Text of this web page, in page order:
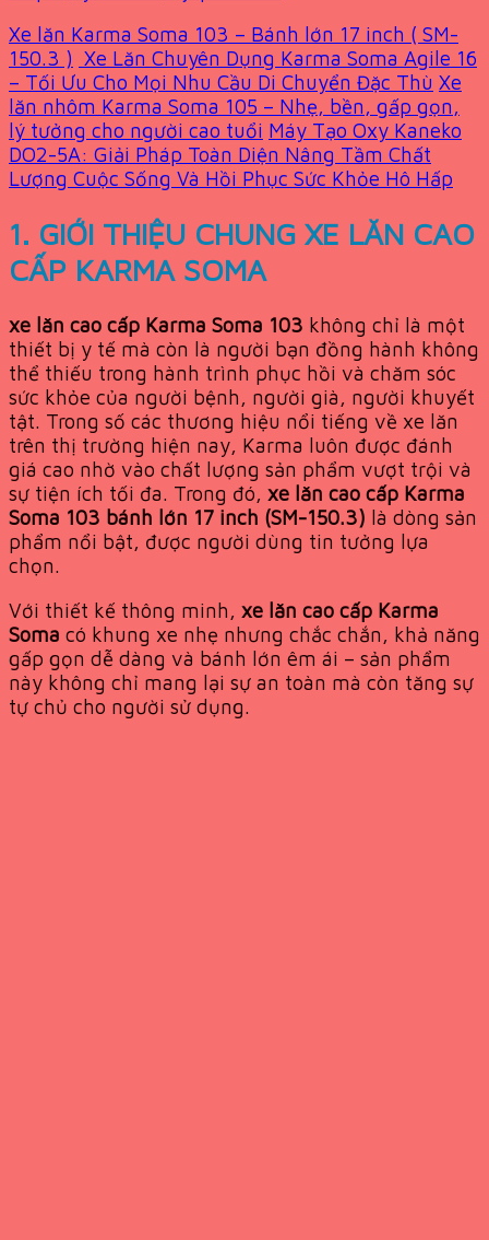
Xe lăn Karma Soma 103 – Bánh lớn 17 inch ( SM-
150.3 ) Xe Lăn Chuyên Dụng Karma Soma Agile 16
– Tối Ưu Cho Mọi Nhu Cầu Di Chuyển Đặc Thù Xe
lăn nhôm Karma Soma 105 – Nhẹ, bền, gấp gọn,
lý tưởng cho người cao tuổi Máy Tạo Oxy Kaneko
DO2-5A: Giải Pháp Toàn Diện Nâng Tầm Chất
Lượng Cuộc Sống Và Hồi Phục Sức Khỏe Hô Hấp
1. GIỚI THIỆU CHUNG XE LĂN CAO
CẤP KARMA SOMA
xe lăn cao cấp Karma Soma 103 không chỉ là một
thiết bị y tế mà còn là người bạn đồng hành không
thể thiếu trong hành trình phục hồi và chăm sóc
sức khỏe của người bệnh, người già, người khuyết
tật. Trong số các thương hiệu nổi tiếng về xe lăn
trên thị trường hiện nay, Karma luôn được đánh
giá cao nhờ vào chất lượng sản phẩm vượt trội và
sự tiện ích tối đa. Trong đó, xe lăn cao cấp Karma
Soma 103 bánh lớn 17 inch (SM-150.3) là dòng sản
phẩm nổi bật, được người dùng tin tưởng lựa
chọn.
Với thiết kế thông minh, xe lăn cao cấp Karma
Soma có khung xe nhẹ nhưng chắc chắn, khả năng
gấp gọn dễ dàng và bánh lớn êm ái – sản phẩm
này không chỉ mang lại sự an toàn mà còn tăng sự
tự chủ cho người sử dụng.